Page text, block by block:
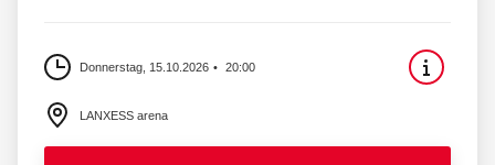
Donnerstag, 15.10.2026 20:00
LANXESS arena